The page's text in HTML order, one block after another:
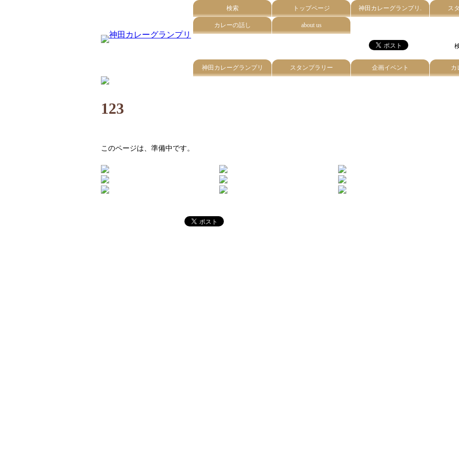
検索 トップページ 神田カレーグランプリ. ス
カレーの話し about us
神田カレーグランプリ スタンプラリー 企画イベント カ
123
このページは、準備中です。